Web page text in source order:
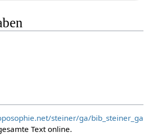
steiner/ga/bib_steiner_ga
Text online.